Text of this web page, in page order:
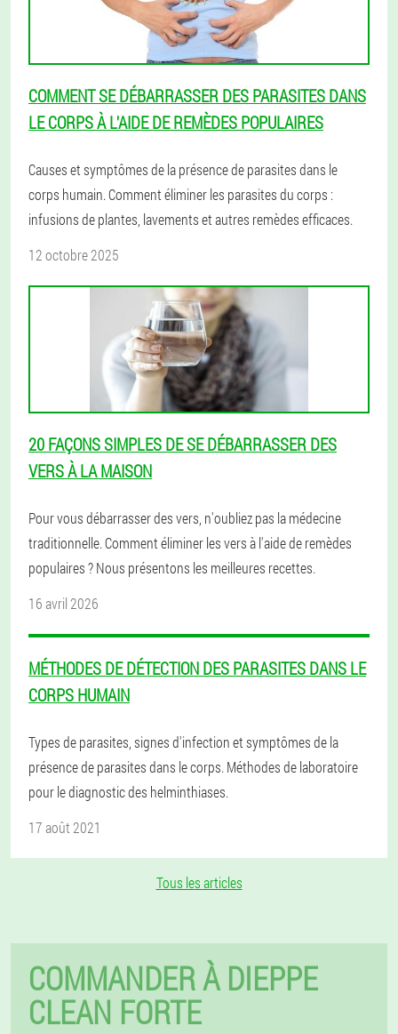
COMMENT SE DÉBARRASSER DES PARASITES DANS
LE CORPS À L'AIDE DE REMÈDES POPULAIRES
Causes et symptômes de la présence de parasites dans le
corps humain. Comment éliminer les parasites du corps :
infusions de plantes, lavements et autres remèdes efficaces.
12 octobre 2025
20 FAÇONS SIMPLES DE SE DÉBARRASSER DES
VERS À LA MAISON
Pour vous débarrasser des vers, n'oubliez pas la médecine
traditionnelle. Comment éliminer les vers à l'aide de remèdes
populaires ? Nous présentons les meilleures recettes.
16 avril 2026
MÉTHODES DE DÉTECTION DES PARASITES DANS LE
CORPS HUMAIN
Types de parasites, signes d'infection et symptômes de la
présence de parasites dans le corps. Méthodes de laboratoire
pour le diagnostic des helminthiases.
17 août 2021
Tous les articles
COMMANDER À DIEPPE
CLEAN FORTE